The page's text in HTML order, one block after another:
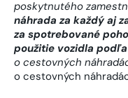
poskytnutého
náhrada za každý aj
za spotrebované
použitie vozidla podľa
o cestovných
o cestovných